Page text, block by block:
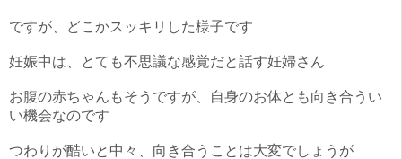
ですが、どこかスッキリした様子です
妊娠中は、とても不思議な感覚だと話す妊婦さん
お腹の赤ちゃんもそうですが、自身のお体とも向き合うい
い機会なのです
つわりが酷いと中々、向き合うことは大変でしょうが